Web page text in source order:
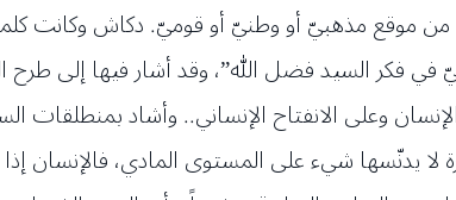
من موقع مذهبيّ أو وطنيّ أو قوميّ. دكاش
في فكر السيد فضل الله”، وقد أشار فيها إلى طرح
وعلى الانفتاح الإنساني.. وأشاد بمنطلقات
يدنّسها شيء على المستوى المادي، فالإنسان